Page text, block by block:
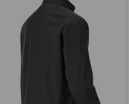
Softshellová bunda e.s.ambition